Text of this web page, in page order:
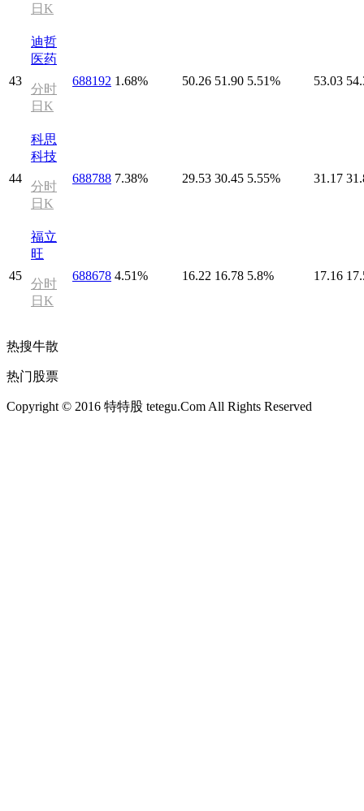
日K
43
迪哲
医药
分时
日K
688192 1.68% 50.26 51.90 5.51% 53.03
44
科思
科技
分时
日K
688788 7.38% 29.53 30.45 5.55% 31.17
45
福立
旺
分时
日K
688678 4.51% 16.22 16.78 5.8% 17.16
热搜牛散
热门股票
Copyright © 2016 特特股 tetegu.Com All Rights Reserved